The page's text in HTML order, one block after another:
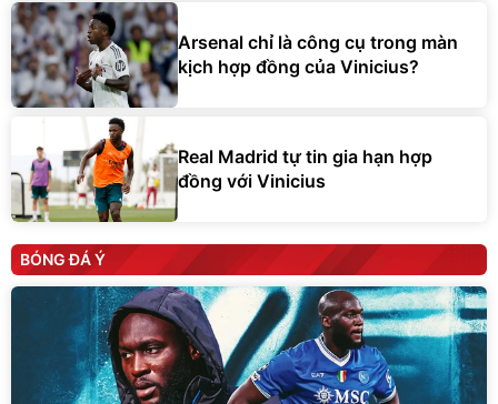
Arsenal chỉ là công cụ trong màn
kịch hợp đồng của Vinicius?
Real Madrid tự tin gia hạn hợp
đồng với Vinicius
BÓNG ĐÁ Ý